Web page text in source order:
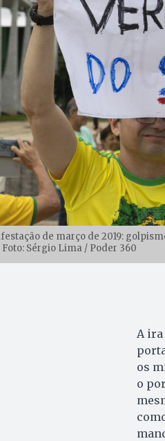
de março de 2019:
Foto: Sérgio Lima / Poder 360
A
os
o